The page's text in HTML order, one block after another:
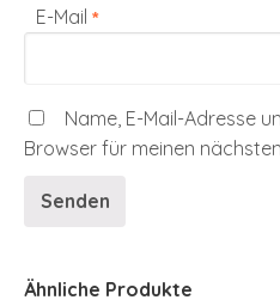
E-Mail *
Name, E-Mail-Adresse
Browser für meinen
Ähnliche Produkte